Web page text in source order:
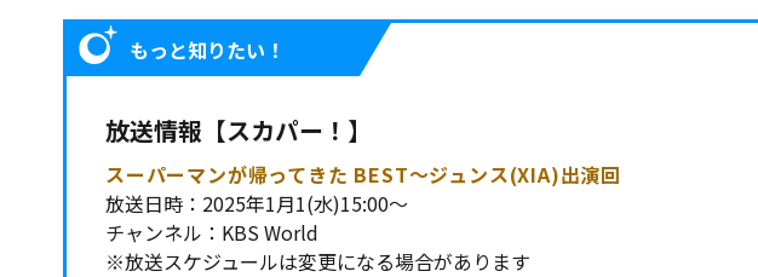
もっと知りたい！
放送情報【スカパー！】
スーパーマンが帰ってきた BEST～ジュンス(XIA)出演回
放送日時：2025年1月1(水)15:00～
チャンネル：KBS World
※放送スケジュールは変更になる場合があります